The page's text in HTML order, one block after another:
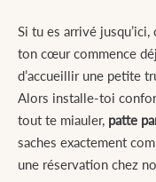
Si tu es arrivé jusqu’ici,
ton cœur commence
d’accueillir une petite
Alors installe-toi
tout te miauler, patte
saches exactement
une réservation chez